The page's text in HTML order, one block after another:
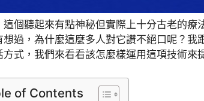
這個聽起來有點神秘但實際上十分古老的
想過，為什麼這麼多人對它讚不絕口呢？我
方式，我們來看看該怎麼樣運用這項技術來
of Contents